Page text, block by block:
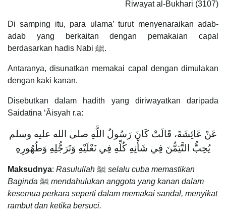
Riwayat al-Bukhari (3107)
Di samping itu, para ulama’ turut menyenaraikan adab-
adab yang berkaitan dengan pemakaian capal
berdasarkan hadis Nabi ﷺ.
Antaranya, disunatkan memakai capal dengan dimulakan
dengan kaki kanan.
Disebutkan dalam hadith yang diriwayatkan daripada
Saidatina ‘Āisyah r.a:
عَنْ عَائِشَةَ، قَالَتْ كَانَ رَسُولُ اللَّهِ صلى الله عليه وسلم
يُحِبُّ التَّيَمُّنَ فِي شَأْنِهِ كُلِّهِ فِي نَعْلَيْهِ وَتَرَجُّلِهِ وَطُهُورِهِ
Maksudnya: Rasulullah ﷺ selalu cuba memastikan
Baginda ﷺ mendahulukan anggota yang kanan dalam
kesemua perkara seperti dalam memakai sandal, menyikat
rambut dan ketika bersuci.